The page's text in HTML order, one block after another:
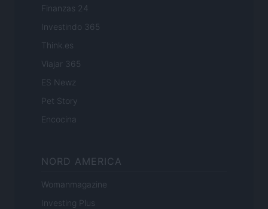
Finanzas 24
Investindo 365
Think.es
Viajar 365
ES Newz
Pet Story
Encocina
NORD AMERICA
Womanmagazine
Investing Plus